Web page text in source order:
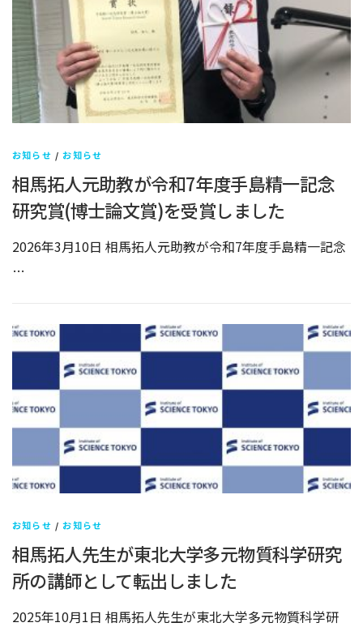
お知らせ /お知らせ
相馬拓人元助教が令和7年度手島精一記念
研究賞(博士論文賞)を受賞しました
2026年3月10日 相馬拓人元助教が令和7年度手島精一記念
…
お知らせ /お知らせ
相馬拓人先生が東北大学多元物質科学研究
所の講師として転出しました
2025年10月1日 相馬拓人先生が東北大学多元物質科学研